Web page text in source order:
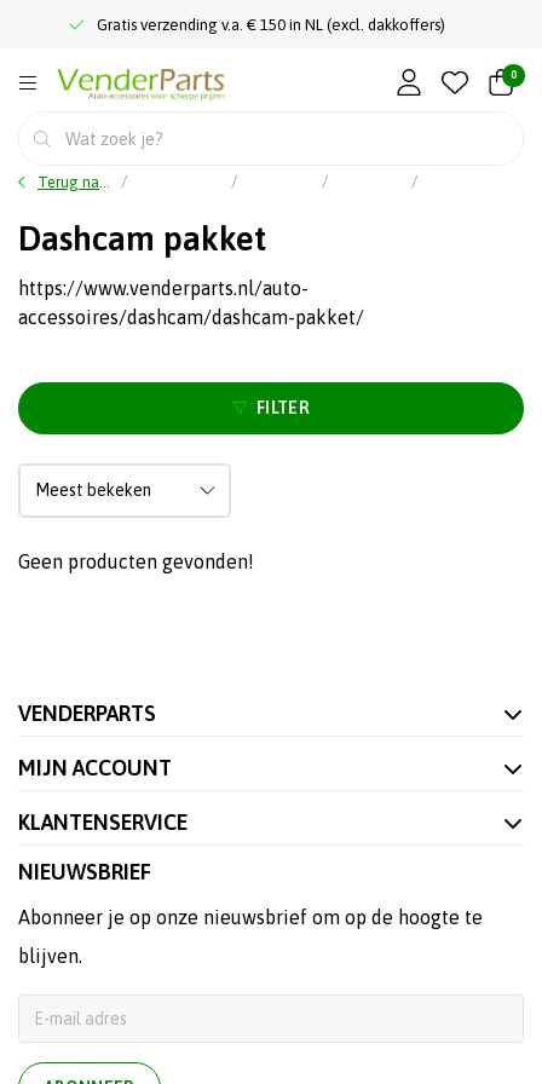
Gratis verzending v.a. € 150 in NL (excl. dakkoffers)
0
Terug naar home
Dashcam pakket
https://www.venderparts.nl/auto-
accessoires/dashcam/dashcam-pakket/
FILTER
Geen producten gevonden!
VENDERPARTS
MIJN ACCOUNT
KLANTENSERVICE
NIEUWSBRIEF
Abonneer je op onze nieuwsbrief om op de hoogte te
blijven.